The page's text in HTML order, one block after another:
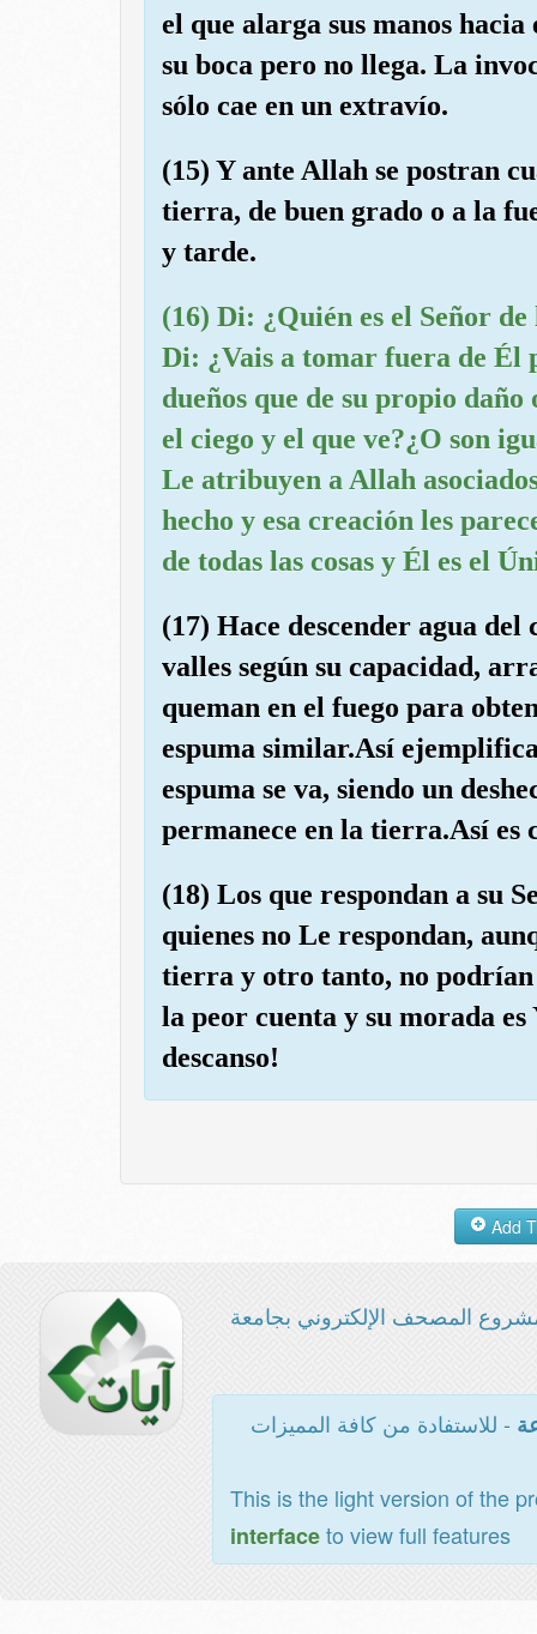
el que alarga sus manos
su boca pero no llega. La
sólo cae en un extravío.
(15) Y ante Allah se postran
tierra, de buen grado o a la
y tarde.
(16) Di: ¿Quién es el Señor
Di: ¿Vais a tomar fuera de Él
dueños que de su propio
el ciego y el que ve?¿O son
Le atribuyen a Allah
hecho y esa creación les
de todas las cosas y Él es el
(17) Hace descender agua
valles según su capacidad,
queman en el fuego para
espuma similar.Así
espuma se va, siendo un
permanece en la tierra.Así es
(18) Los que respondan a su
quienes no Le respondan,
tierra y otro tanto, no podrían
la peor cuenta y su morada
descanso!
المصحف الإلكتروني بجامعة
- للاستفادة من كافة المميزات
This is the light version of the
interfaceto view full features